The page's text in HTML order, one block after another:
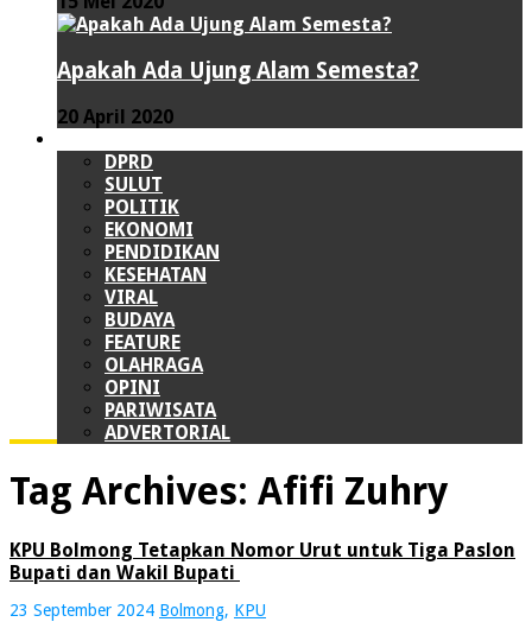
Apakah Ada Ujung Alam Semesta?
20 April 2020
DPRD
SULUT
POLITIK
EKONOMI
PENDIDIKAN
KESEHATAN
VIRAL
BUDAYA
FEATURE
OLAHRAGA
OPINI
PARIWISATA
ADVERTORIAL
Tag Archives: Afifi Zuhry
KPU Bolmong Tetapkan Nomor Urut untuk Tiga Paslon
Bupati dan Wakil Bupati
23 September 2024 Bolmong, KPU